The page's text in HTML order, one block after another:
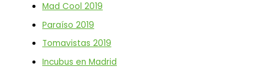
Mad Cool 2019
Paraíso 2019
Tomavistas 2019
Incubus en Madrid